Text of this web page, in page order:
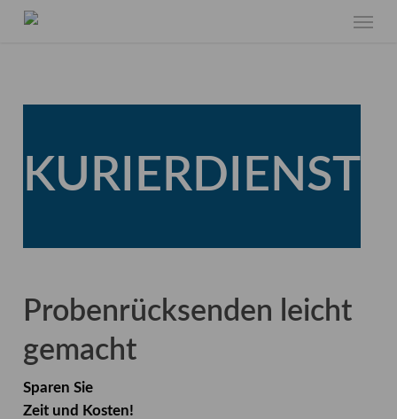
Skip
KURIERDIENST
Probenrücksenden leicht
gemacht
Sparen Sie
Zeit und Kosten!